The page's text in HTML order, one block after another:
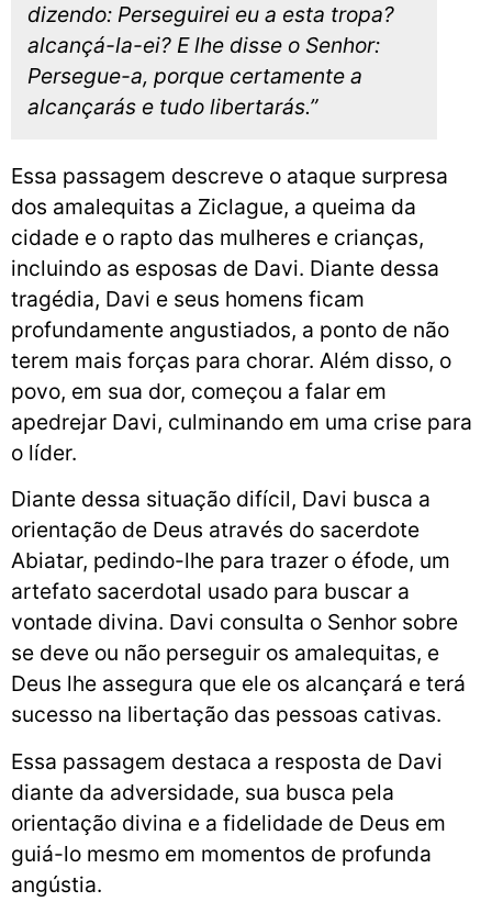
dizendo: Perseguirei eu a esta tropa?
alcançá-la-ei? E lhe disse o Senhor:
Persegue-a, porque certamente a
alcançarás e tudo libertarás.”
Essa passagem descreve o ataque surpresa
dos amalequitas a Ziclague, a queima da
cidade e o rapto das mulheres e crianças,
incluindo as esposas de Davi. Diante dessa
tragédia, Davi e seus homens ficam
profundamente angustiados, a ponto de não
terem mais forças para chorar. Além disso, o
povo, em sua dor, começou a falar em
apedrejar Davi, culminando em uma crise para
o líder.
Diante dessa situação difícil, Davi busca a
orientação de Deus através do sacerdote
Abiatar, pedindo-lhe para trazer o éfode, um
artefato sacerdotal usado para buscar a
vontade divina. Davi consulta o Senhor sobre
se deve ou não perseguir os amalequitas, e
Deus lhe assegura que ele os alcançará e terá
sucesso na libertação das pessoas cativas.
Essa passagem destaca a resposta de Davi
diante da adversidade, sua busca pela
orientação divina e a fidelidade de Deus em
guiá-lo mesmo em momentos de profunda
angústia.